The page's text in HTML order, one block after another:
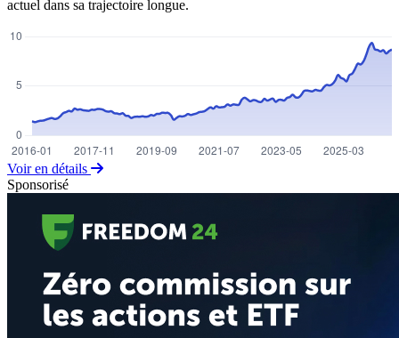
actuel dans sa trajectoire longue.
Voir en détails
Sponsorisé